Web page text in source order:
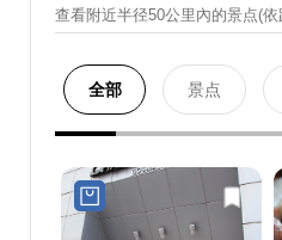
查看附近半径50公里內的景点(
全部 景点